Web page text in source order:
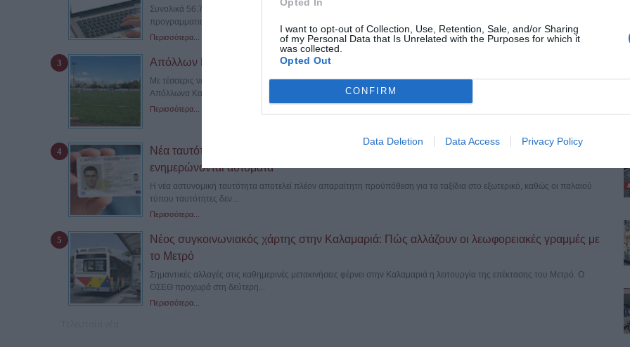
I want to opt-out of Collection, Use, Retention, Sale, and/or Sharing
of my Personal Data that Is Unrelated with the Purposes for which it
was collected.
Opted Out
CONFIRM
Data Deletion Data Access Privacy Policy
Συνολικά 56.756.000 ευρώ θα καταβληθούν σε 58.370 δικαιούχους, από τις 10 έως 14 Αυγούστου, στο πλαίσιο των
προγραμματισμένων καταβολών του...
Περισσότερα...
Απόλλων Καλαμαριάς: Τέσσερις μεταγραφές, επτά ανανεώσεις και πρεμιέρα στο Κύπελλο
Με τέσσερις νέες μεταγραφές και επτά ανανεώσεις ποδοσφαιριστών συνεχίζεται η διαμόρφωση του ρόστερ του
Απόλλωνα Καλαμαριάς ενόψει της νέας...
Περισσότερα...
Νέα ταυτότητα: Ποιες υπηρεσίες πρέπει να ενημερώσετε για τα νέα στοιχεία και ποιες
ενημερώνονται αυτόματα
Η νέα αστυνομική ταυτότητα αποτελεί πλέον απαραίτητη προϋπόθεση για τα ταξίδια στο εξωτερικό, καθώς οι παλαιού
τύπου ταυτότητες δεν...
Περισσότερα...
Νέος συγκοινωνιακός χάρτης στην Καλαμαριά: Πώς αλλάζουν οι λεωφορειακές γραμμές με
το Μετρό
Σημαντικές αλλαγές στις καθημερινές μετακινήσεις φέρνει στην Καλαμαριά η λειτουργία της επέκτασης του Μετρό. Ο
ΟΣΕΘ προχωρά στη δεύτερη...
Περισσότερα...